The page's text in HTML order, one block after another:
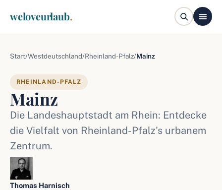
weloveurlaub.
Start/Westdeutschland/Rheinland-Pfalz/Mainz
RHEINLAND-PFALZ
Mainz
Die Landeshauptstadt am Rhein: Entdecke
die Vielfalt von Rheinland-Pfalz's urbanem
Zentrum.
Thomas Harnisch